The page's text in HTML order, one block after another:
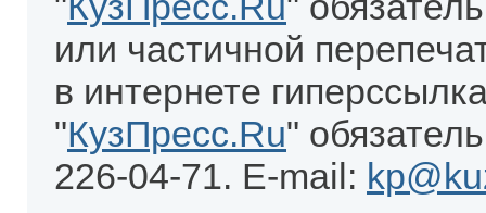
или частичной
в интернете
"КузПресс.Ru"
226-04-71. E-mail: